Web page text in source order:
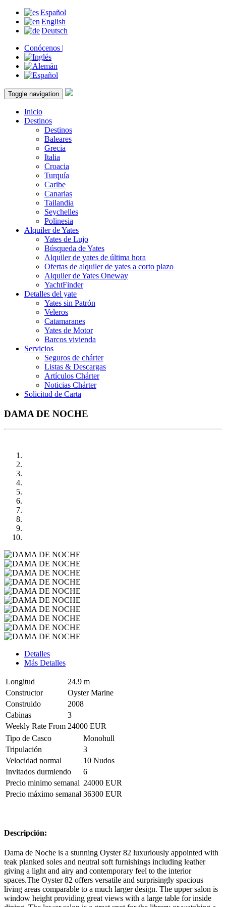
Español
English
Deutsch
Conócenos |
Toggle navigation
Inicio
Destinos
Destinos
Baleares
Grecia
Italia
Croacia
Turquía
Caribe
Canarias
Tailandia
Seychelles
Polinesia
Alquiler de Yates
Yates de Lujo
Búsqueda de Yates
Alquiler de yates de última hora
Ofertas de alquiler de yates a corto plazo
Alquiler de Yates Oneway
YachtFinder
Detalles del yate
Yates sin Patrón
Veleros
Catamaranes
Yates de Motor
Barcos vivienda
Servicios
Seguros de chárter
Listas & Descargas
Artículos Chárter
Noticias Chárter
Solicitud de Carta
DAMA DE NOCHE
Detalles
Más Detalles
Longitud
24.9 m
Constructor
Oyster Marine
Construido
2008
Cabinas
3
Weekly Rate From 24000 EUR
Tipo de Casco
Monohull
Tripulación
3
Velocidad normal
10 Nudos
Invitados durmiendo
6
Precio minimo semanal 24000 EUR
Precio máximo semanal 36300 EUR
Descripción:
Dama de Noche is a stunning Oyster 82 luxuriously appointed with
teak planked soles and neutral soft furnishings including leather
giving a light and airy and contemporary feel to the interior
spaces.The Oyster 82 offers versatile and surprisingly spacious
living areas comparable to a much larger design. The upper salon is
window height providing great views with a large table for inside